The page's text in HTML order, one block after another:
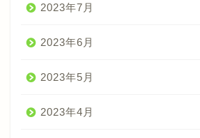
2023年7月
2023年6月
2023年5月
2023年4月